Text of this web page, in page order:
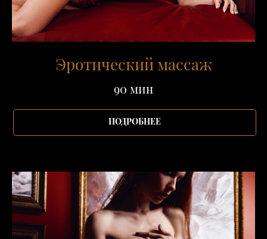
Эротический массаж
90 мин
ПОДРОБНЕЕ